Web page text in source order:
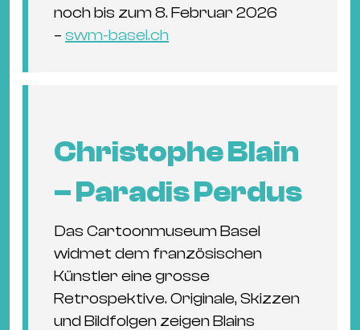
noch bis zum 8. Februar 2026
– swm-basel.ch
Christophe Blain
– Paradis Perdus
Das Cartoonmuseum Basel
widmet dem französischen
Künstler eine grosse
Retrospektive. Originale, Skizzen
und Bildfolgen zeigen Blains